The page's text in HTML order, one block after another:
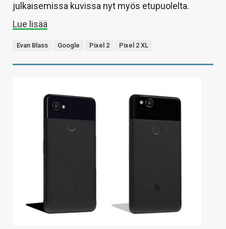
julkaisemissa kuvissa nyt myös etupuolelta.
Lue lisää
Evan Blass Google Pixel 2 Pixel 2 XL